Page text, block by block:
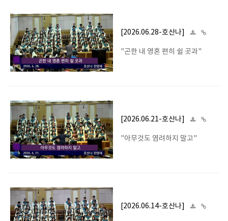
[2026.06.28-호산나]
"곤한 내 영혼 편히 쉴 곳과"
[2026.06.21-호산나]
"아무것도 염려하지 말고"
[2026.06.14-호산나]